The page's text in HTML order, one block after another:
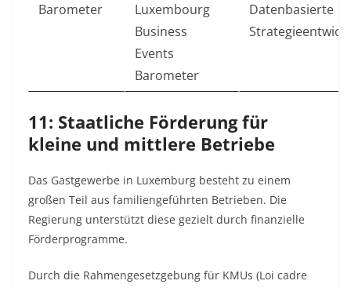
Barometer
Luxembourg
Business
Events
Barometer
Datenbasierte
11: Staatliche Förderung für
kleine und mittlere Betriebe
Das Gastgewerbe in Luxemburg besteht zu einem
großen Teil aus familiengeführten Betrieben. Die
Regierung unterstützt diese gezielt durch finanzielle
Förderprogramme.
Durch die Rahmengesetzgebung für KMUs (Loi cadre